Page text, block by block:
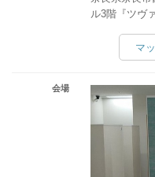
ル3階『ツヴ
マ
会場